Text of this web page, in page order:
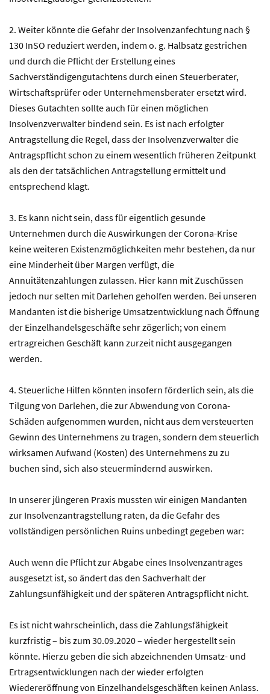
2. Weiter könnte die Gefahr der Insolvenzanfechtung nach §
130 InSO reduziert werden, indem o. g. Halbsatz gestrichen
und durch die Pflicht der Erstellung eines
Sachverständigengutachtens durch einen Steuerberater,
Wirtschaftsprüfer oder Unternehmensberater ersetzt wird.
Dieses Gutachten sollte auch für einen möglichen
Insolvenzverwalter bindend sein. Es ist nach erfolgter
Antragstellung die Regel, dass der Insolvenzverwalter die
Antragspflicht schon zu einem wesentlich früheren Zeitpunkt
als den der tatsächlichen Antragstellung ermittelt und
entsprechend klagt.
3. Es kann nicht sein, dass für eigentlich gesunde
Unternehmen durch die Auswirkungen der Corona-Krise
keine weiteren Existenzmöglichkeiten mehr bestehen, da nur
eine Minderheit über Margen verfügt, die
Annuitätenzahlungen zulassen. Hier kann mit Zuschüssen
jedoch nur selten mit Darlehen geholfen werden. Bei unseren
Mandanten ist die bisherige Umsatzentwicklung nach Öffnung
der Einzelhandelsgeschäfte sehr zögerlich; von einem
ertragreichen Geschäft kann zurzeit nicht ausgegangen
werden.
4. Steuerliche Hilfen könnten insofern förderlich sein, als die
Tilgung von Darlehen, die zur Abwendung von Corona-
Schäden aufgenommen wurden, nicht aus dem versteuerten
Gewinn des Unternehmens zu tragen, sondern dem steuerlich
wirksamen Aufwand (Kosten) des Unternehmens zu zu
buchen sind, sich also steuermindernd auswirken.
In unserer jüngeren Praxis mussten wir einigen Mandanten
zur Insolvenzantragstellung raten, da die Gefahr des
vollständigen persönlichen Ruins unbedingt gegeben war:
Auch wenn die Pflicht zur Abgabe eines Insolvenzantrages
ausgesetzt ist, so ändert das den Sachverhalt der
Zahlungsunfähigkeit und der späteren Antragspflicht nicht.
Es ist nicht wahrscheinlich, dass die Zahlungsfähigkeit
kurzfristig – bis zum 30.09.2020 – wieder hergestellt sein
könnte. Hierzu geben die sich abzeichnenden Umsatz- und
Ertragsentwicklungen nach der wieder erfolgten
Wiedereröffnung von Einzelhandelsgeschäften keinen Anlass.